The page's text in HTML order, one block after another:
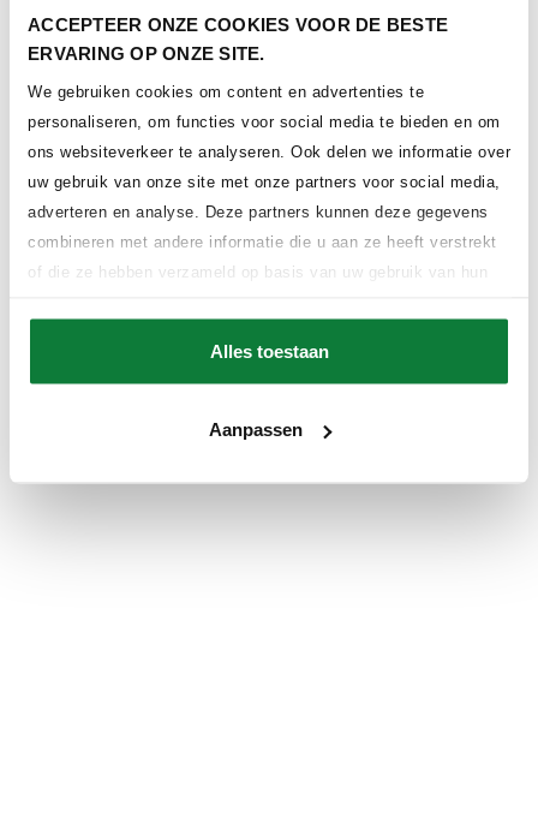
ACCEPTEER ONZE COOKIES VOOR DE BESTE
ERVARING OP ONZE SITE.
We gebruiken cookies om content en advertenties te
personaliseren, om functies voor social media te bieden en om
ons websiteverkeer te analyseren. Ook delen we informatie over
uw gebruik van onze site met onze partners voor social media,
adverteren en analyse. Deze partners kunnen deze gegevens
combineren met andere informatie die u aan ze heeft verstrekt
of die ze hebben verzameld op basis van uw gebruik van hun
Alles toestaan
Aanpassen